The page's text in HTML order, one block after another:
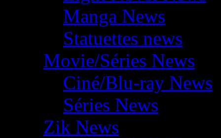
Manga News
Statuettes news
Movie/Séries News
Ciné/Blu-ray News
Séries News
Zik News